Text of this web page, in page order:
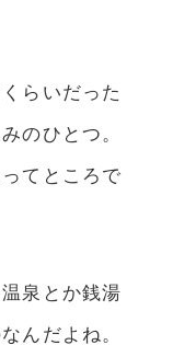
らいだった
のひとつ。
てところで
泉とか銭湯
んだよね。